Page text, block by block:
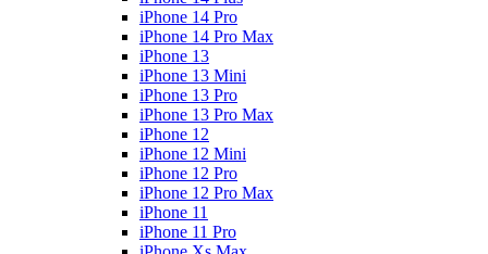
iPhone 14 Pro
iPhone 14 Pro Max
iPhone 13
iPhone 13 Mini
iPhone 13 Pro
iPhone 13 Pro Max
iPhone 12
iPhone 12 Mini
iPhone 12 Pro
iPhone 12 Pro Max
iPhone 11
iPhone 11 Pro